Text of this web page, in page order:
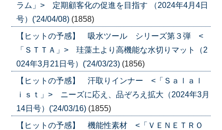
ラム」> 定期顧客化の促進を目指す （2024年4月4日
号）('24/04/08) (1858)
【ヒットの予感】 吸水ツール シリーズ第３弾 <
「ＳＴＴＡ」> 珪藻土より高機能な水切りマット（2
024年3月21日号）('24/03/23) (1856)
【ヒットの予感】 汗取りインナー <「Ｓａｌａｌ
ｉｓｔ」> ニーズに応え、品ぞろえ拡大（2024年3月
14日号）('24/03/16) (1855)
【ヒットの予感】 機能性素材 <「ＶＥＮＥＴＲＯ